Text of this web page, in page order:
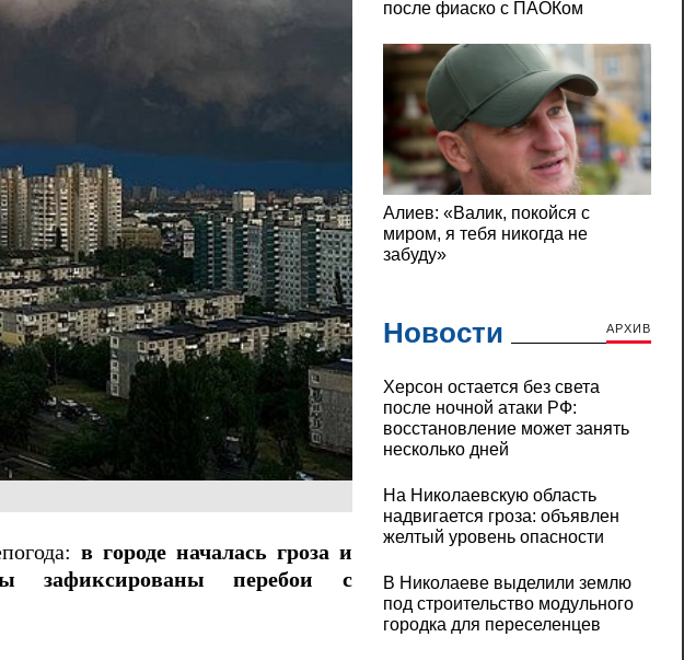
в городе началась гроза и
зафиксированы перебои с
Новости АРХИВ
Херсон остается без света
после ночной атаки РФ:
восстановление может занять
несколько дней
На Николаевскую область
надвигается гроза: объявлен
желтый уровень опасности
В Николаеве выделили землю
под строительство модульного
городка для переселенцев